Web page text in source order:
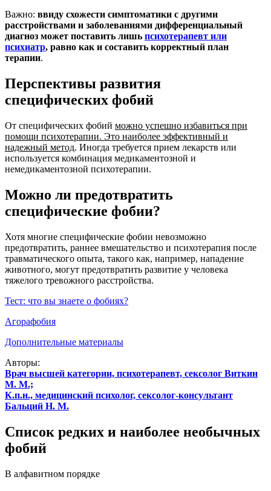
антидепрессанты из группы селективных ингибиторов
обратного захвата серотонина, такие как эсциталопрам
(лексапро), флуоксетин (прозак) и пароксетин (паксил).
Совсем недавно для лечения тревожности, связанной с
определенными фобиями, стали применяться обычные
блокаторами.
Хотя выписать рецепт на препараты для лечения фобий может
специалистом в области психического здоровья,
компетентного в терапии данного расстройства, во избежание
развития дополнительных расстройств и минимизации рисков
возможных побочных эффектов.
упражнения для снятия мышечного напряжения, также могут
помочь уменьшить симптомы тревоги.
Важно: ввиду схожести симптоматики с другими
расстройствами и заболеваниями дифференциальный
диагноз может поставить лишь психотерапевт или
психиатр, равно как и составить корректный план
терапии.
Перспективы развития
специфических фобий
От специфических фобий можно успешно избавиться при
помощи психотерапии. Это наиболее эффективный и
надежный метод. Иногда требуется прием лекарств или
используется комбинация медикаментозной и
немедикаментозной психотерапии.
Можно ли предотвратить
специфические фобии?
Хотя многие специфические фобии невозможно
предотвратить, раннее вмешательство и психотерапия после
травматического опыта, такого как, например, нападение
животного, могут предотвратить развитие у человека
тяжелого тревожного расстройства.
Тест: что вы знаете о фобиях?
Агорафобия
Дополнительные материалы
Авторы:
Врач высшей категории, психотерапевт, сексолог Виткин
М. М.;
К.п.н., медицинский психолог, сексолог-консультант
Бальций Н. М.
Список редких и наиболее необычных
фобий
В алфавитном порядке